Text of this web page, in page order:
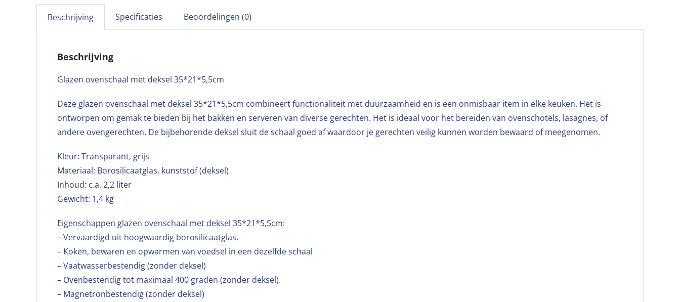
Beschrijving Specificaties Beoordelingen (0)
Beschrijving
Glazen ovenschaal met deksel 35*21*5,5cm
Deze glazen ovenschaal met deksel 35*21*5,5cm combineert functionaliteit met duurzaamheid en is een onmisbaar item in elke keuken. Het is
ontworpen om gemak te bieden bij het bakken en serveren van diverse gerechten. Het is ideaal voor het bereiden van ovenschotels, lasagnes, of
andere ovengerechten. De bijbehorende deksel sluit de schaal goed af waardoor je gerechten veilig kunnen worden bewaard of meegenomen.
Kleur: Transparant, grijs
Materiaal: Borosilicaatglas, kunststof (deksel)
Inhoud: c.a. 2,2 liter
Gewicht: 1,4 kg
Eigenschappen glazen ovenschaal met deksel 35*21*5,5cm:
– Vervaardigd uit hoogwaardig borosilicaatglas.
– Koken, bewaren en opwarmen van voedsel in een dezelfde schaal
– Vaatwasserbestendig (zonder deksel)
– Ovenbestendig tot maximaal 400 graden (zonder deksel).
– Magnetronbestendig (zonder deksel)